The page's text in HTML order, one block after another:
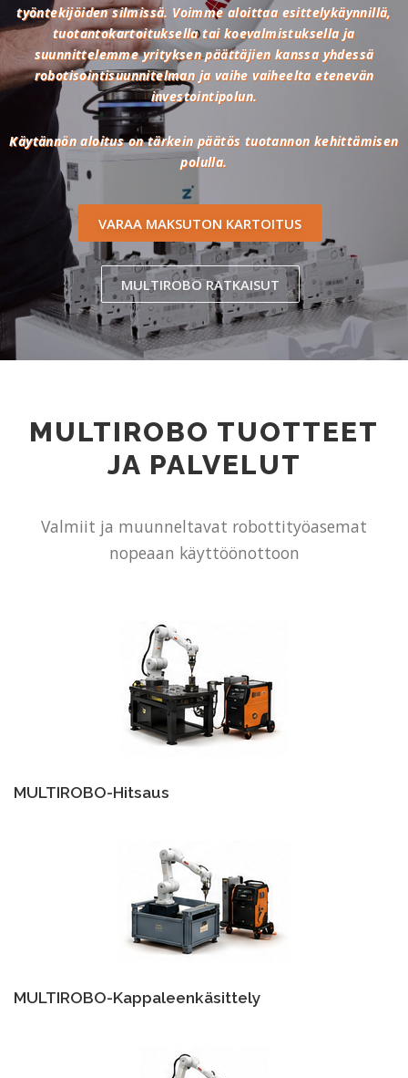
työntekijöiden silmissä. Voimme aloittaa esittelykäynnillä,
tuotantokartoituksella tai koevalmistuksella ja
suunnittelemme yrityksen päättäjien kanssa yhdessä
robotisointisuunnitelman ja vaihe vaiheelta etenevän
investointipolun.
Käytännön aloitus on tärkein päätös tuotannon kehittämisen
polulla.
VARAA MAKSUTON KARTOITUS
MULTIROBO RATKAISUT
MULTIROBO TUOTTEET
JA PALVELUT
Valmiit ja muunneltavat robottityöasemat
nopeaan käyttöönottoon
MULTIROBO-Hitsaus
MULTIROBO-Kappaleenkäsittely